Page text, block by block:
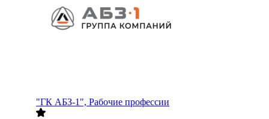
"ГК АБЗ-1", Рабочие профессии